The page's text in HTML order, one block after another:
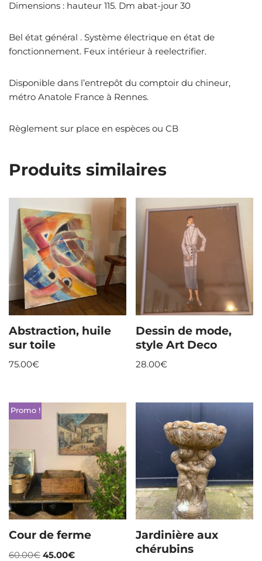
Dimensions : hauteur 115. Dm abat-jour 30
Bel état général . Système électrique en état de
fonctionnement. Feux intérieur à reelectrifier.
Disponible dans l’entrepôt du comptoir du chineur,
métro Anatole France à Rennes.
Règlement sur place en espèces ou CB
Produits similaires
Abstraction, huile
sur toile
75.00€
Dessin de mode,
style Art Deco
28.00€
Promo !
Cour de ferme
60.00€ 45.00€
Jardinière aux
chérubins